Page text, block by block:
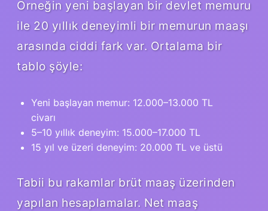
Örneğin yeni başlayan bir devlet memuru
ile 20 yıllık deneyimli bir memurun maaşı
arasında ciddi fark var. Ortalama bir
tablo şöyle:
Yeni başlayan memur: 12.000–13.000 TL
civarı
5–10 yıllık deneyim: 15.000–17.000 TL
15 yıl ve üzeri deneyim: 20.000 TL ve üstü
Tabii bu rakamlar brüt maaş üzerinden
yapılan hesaplamalar. Net maaş